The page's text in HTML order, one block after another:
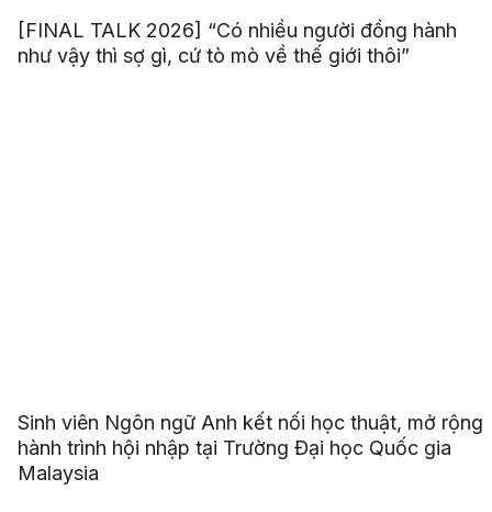
[FINAL TALK 2026] “Có nhiều người đồng hành
như vậy thì sợ gì, cứ tò mò về thế giới thôi”
Sinh viên Ngôn ngữ Anh kết nối học thuật, mở rộng
hành trình hội nhập tại Trường Đại học Quốc gia
Malaysia